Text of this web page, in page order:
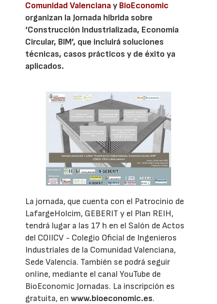
Comunidad Valencianay BioEconomic
organizan la Jornada híbrida sobre
‘Construcción Industrializada, Economía
Circular, BIM’, que incluirá soluciones
técnicas, casos prácticos y de éxito ya
aplicados.
La jornada, que cuenta con el Patrocinio de
LafargeHolcim, GEBERIT y el Plan REIH,
tendrá lugar a las 17 h en el Salón de Actos
del COIICV - Colegio Oficial de Ingenieros
Industriales de la Comunidad Valenciana,
Sede Valencia. También se podrá seguir
online, mediante el canal YouTube de
BioEconomic Jornadas. La inscripción es
gratuita, enwww.bioeconomic.es.